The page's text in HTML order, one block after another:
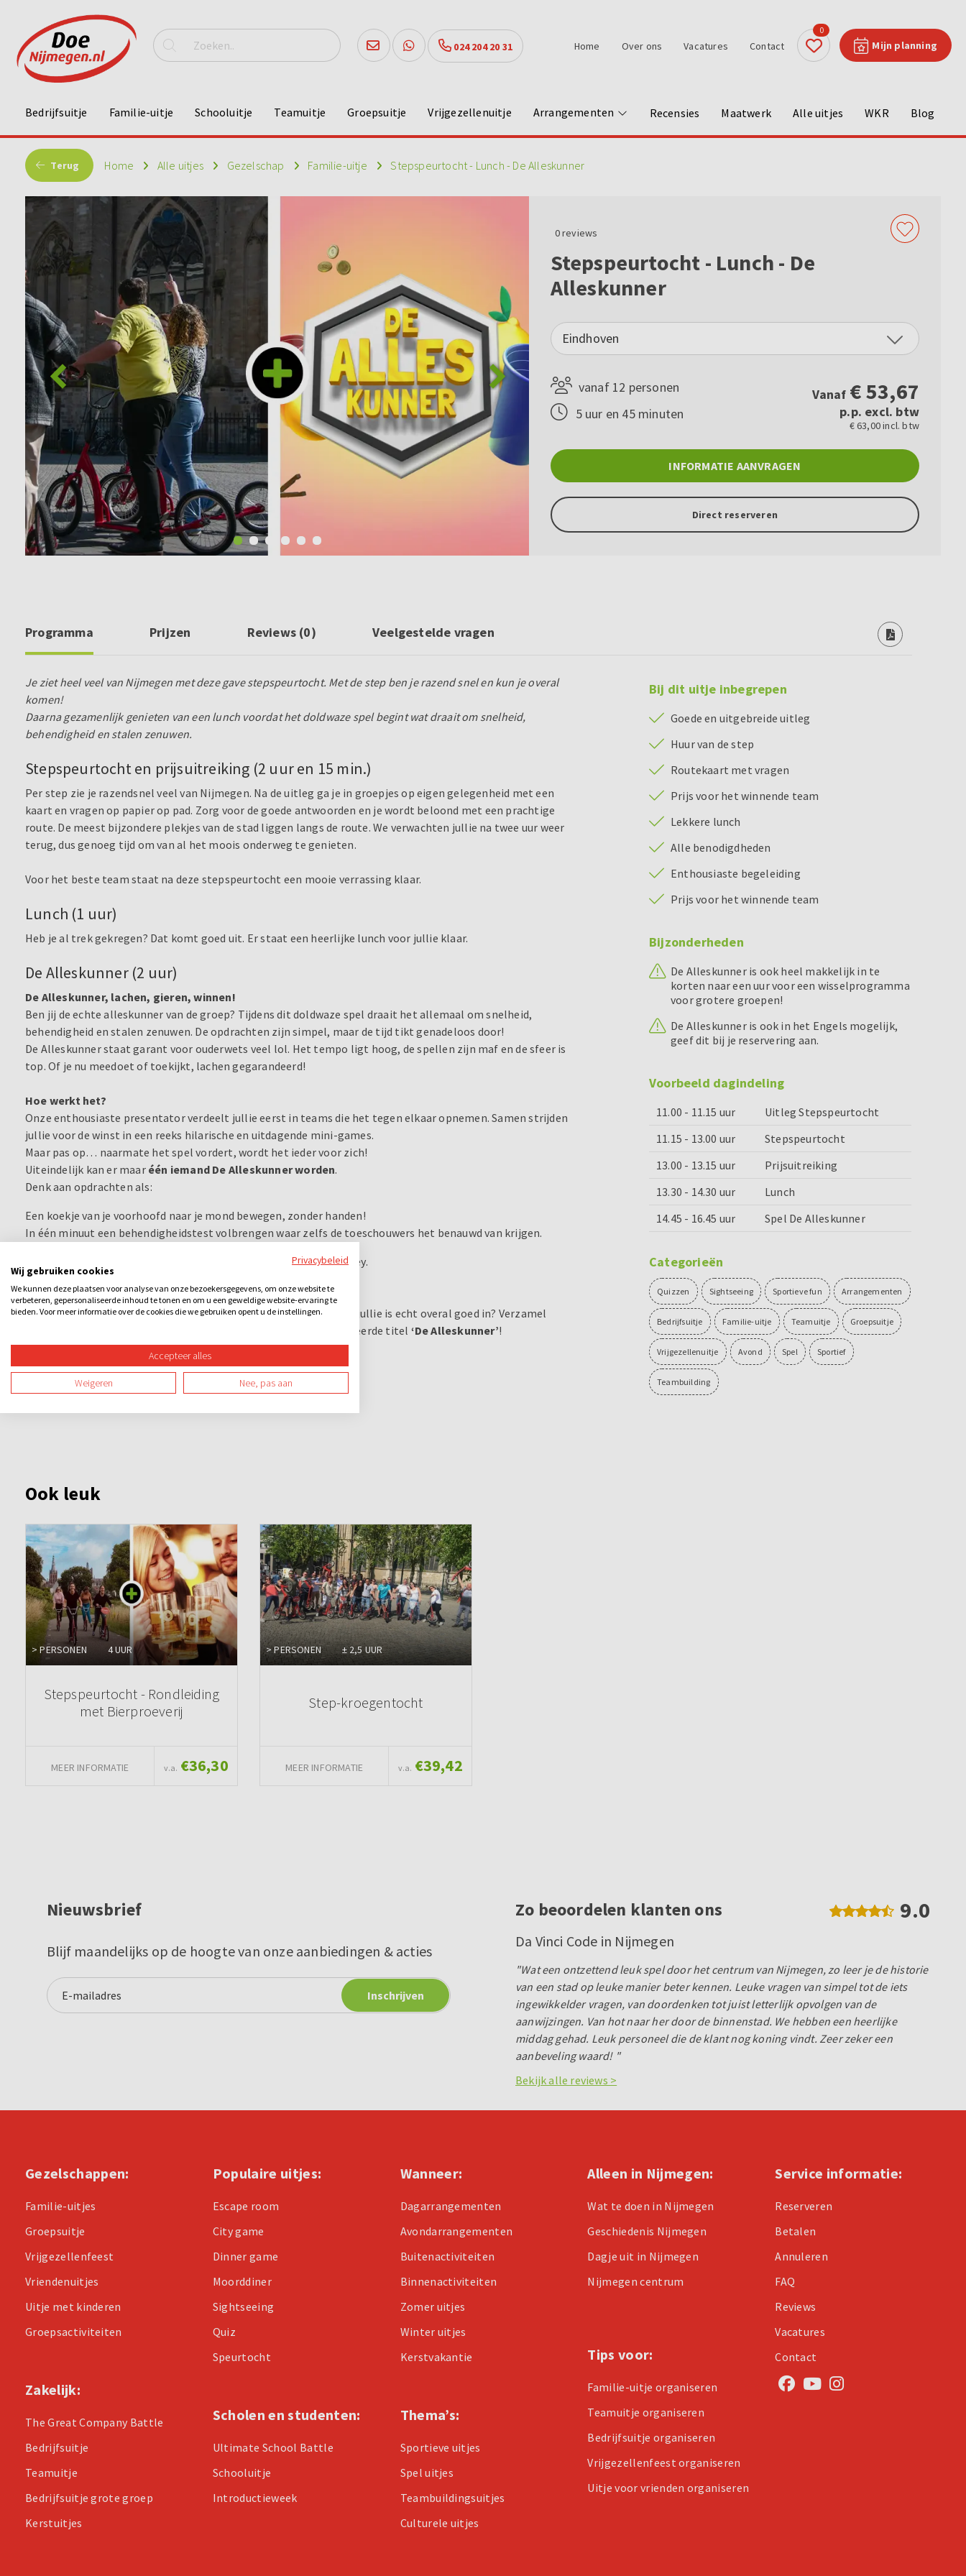
024 204 20 31 Mijn planning
0
Home Over ons Vacatures Contact
Bedrijfsuitje Familie-uitje Schooluitje Teamuitje Groepsuitje Vrijgezellenuitje Arrangementen Recensies Maatwerk Alle uitjes WKR Blog
Terug Home Alle uitjes Gezelschap Familie-uitje Stepspeurtocht - Lunch - De Alleskunner
0reviews
Stepspeurtocht - Lunch - De
Alleskunner
Eindhoven
vanaf 12 personen
5 uur en 45 minuten
Vanaf €53,67
p.p. excl. btw
€ 63,00 incl. btw
INFORMATIE AANVRAGEN
Direct reserveren
Programma Prijzen Reviews (0) Veelgestelde vragen
Je ziet heel veel van Nijmegen met deze gave stepspeurtocht. Met de step ben je razend snel en kun je overal
komen!
Daarna gezamenlijk genieten van een lunch voordat het doldwaze spel begint wat draait om snelheid,
behendigheid en stalen zenuwen.
Stepspeurtocht en prijsuitreiking (2 uur en 15 min.)
Per step zie je razendsnel veel van Nijmegen. Na de uitleg ga je in groepjes op eigen gelegenheid met een
kaart en vragen op papier op pad. Zorg voor de goede antwoorden en je wordt beloond met een prachtige
route. De meest bijzondere plekjes van de stad liggen langs de route. We verwachten jullie na twee uur weer
terug, dus genoeg tijd om van al het moois onderweg te genieten.
Voor het beste team staat na deze stepspeurtocht een mooie verrassing klaar.
Lunch (1 uur)
Heb je al trek gekregen? Dat komt goed uit. Er staat een heerlijke lunch voor jullie klaar.
De Alleskunner (2 uur)
De Alleskunner, lachen, gieren, winnen!
Ben jij de echte alleskunner van de groep? Tijdens dit doldwaze spel draait het allemaal om snelheid,
behendigheid en stalen zenuwen. De opdrachten zijn simpel, maar de tijd tikt genadeloos door!
De Alleskunner staat garant voor ouderwets veel lol. Het tempo ligt hoog, de spellen zijn maf en de sfeer is
top. Of je nu meedoet of toekijkt, lachen gegarandeerd!
Hoe werkt het?
Onze enthousiaste presentator verdeelt jullie eerst in teams die het tegen elkaar opnemen. Samen strijden
jullie voor de winst in een reeks hilarische en uitdagende mini-games.
Maar pas op… naarmate het spel vordert, wordt het ieder voor zich!
Uiteindelijk kan er maar één iemand De Alleskunner worden.
Denk aan opdrachten als:
Een koekje van je voorhoofd naar je mond bewegen, zonder handen!
In één minuut een behendigheidstest volbrengen waar zelfs de toeschouwers het benauwd van krijgen.
Iedere ronde levert punten op, dus concentratie en snelheid zijn key.
Wie kroont zich tot De Alleskunner?
Na een reeks knotsgekke opdrachten weten we het zeker: wie van jullie is echt overal goed in? Verzamel
zoveel mogelijk punten, speel slim met je joker en grijp de felbegeerde titel ‘De Alleskunner’!
Bij dit uitje inbegrepen
Goede en uitgebreide uitleg
Huur van de step
Routekaart met vragen
Prijs voor het winnende team
Lekkere lunch
Alle benodigdheden
Enthousiaste begeleiding
Prijs voor het winnende team
Bijzonderheden
De Alleskunner is ook heel makkelijk in te
korten naar een uur voor een wisselprogramma
voor grotere groepen!
De Alleskunner is ook in het Engels mogelijk,
geef dit bij je reservering aan.
Voorbeeld dagindeling
11.00 - 11.15 uur
Uitleg Stepspeurtocht
11.15 - 13.00 uur
Stepspeurtocht
13.00 - 13.15 uur
Prijsuitreiking
13.30 - 14.30 uur
Lunch
14.45 - 16.45 uur
Spel De Alleskunner
Categorieën
Quizzen Sightseeing Sportieve fun Arrangementen
Bedrijfsuitje Familie-uitje Teamuitje Groepsuitje
Vrijgezellenuitje Avond Spel Sportief
Teambuilding
Ook leuk
> PERSONEN 4 UUR
Stepspeurtocht - Rondleiding
met Bierproeverij
MEER INFORMATIE v.a. €36,30
> PERSONEN ± 2,5 UUR
Step-kroegentocht
MEER INFORMATIE v.a. €39,42
Nieuwsbrief
Blijf maandelijks op de hoogte van onze aanbiedingen & acties
Zo beoordelen klanten ons 9.0
Da Vinci Code in Nijmegen
"Wat een ontzettend leuk spel door het centrum van Nijmegen, zo leer je de historie
van een stad op leuke manier beter kennen. Leuke vragen van simpel tot de iets
ingewikkelder vragen, van doordenken tot juist letterlijk opvolgen van de
aanwijzingen. Van hot naar her door de binnenstad. We hebben een heerlijke
middag gehad. Leuk personeel die de klant nog koning vindt. Zeer zeker een
aanbeveling waard! "
Bekijk alle reviews >
Gezelschappen:
Familie-uitjes
Groepsuitje
Vrijgezellenfeest
Vriendenuitjes
Uitje met kinderen
Groepsactiviteiten
Zakelijk:
The Great Company Battle
Bedrijfsuitje
Teamuitje
Bedrijfsuitje grote groep
Kerstuitjes
Populaire uitjes:
Escape room
City game
Dinner game
Moorddiner
Sightseeing
Quiz
Speurtocht
Scholen en studenten:
Ultimate School Battle
Schooluitje
Introductieweek
Wanneer:
Dagarrangementen
Avondarrangementen
Buitenactiviteiten
Binnenactiviteiten
Zomer uitjes
Winter uitjes
Kerstvakantie
Thema’s:
Sportieve uitjes
Spel uitjes
Teambuildingsuitjes
Culturele uitjes
Alleen in Nijmegen:
Wat te doen in Nijmegen
Geschiedenis Nijmegen
Dagje uit in Nijmegen
Nijmegen centrum
Tips voor:
Familie-uitje organiseren
Teamuitje organiseren
Bedrijfsuitje organiseren
Vrijgezellenfeest organiseren
Uitje voor vrienden organiseren
Service informatie:
Reserveren
Betalen
Annuleren
FAQ
Reviews
Vacatures
Contact
Privacybeleid
Wij gebruiken cookies
We kunnen deze plaatsen voor analyse van onze bezoekersgegevens, om onze website te
verbeteren, gepersonaliseerde inhoud te tonen en om u een geweldige website-ervaring te
bieden. Voor meer informatie over de cookies die we gebruiken opent u de instellingen.
Accepteer alles
Weigeren Nee, pas aan